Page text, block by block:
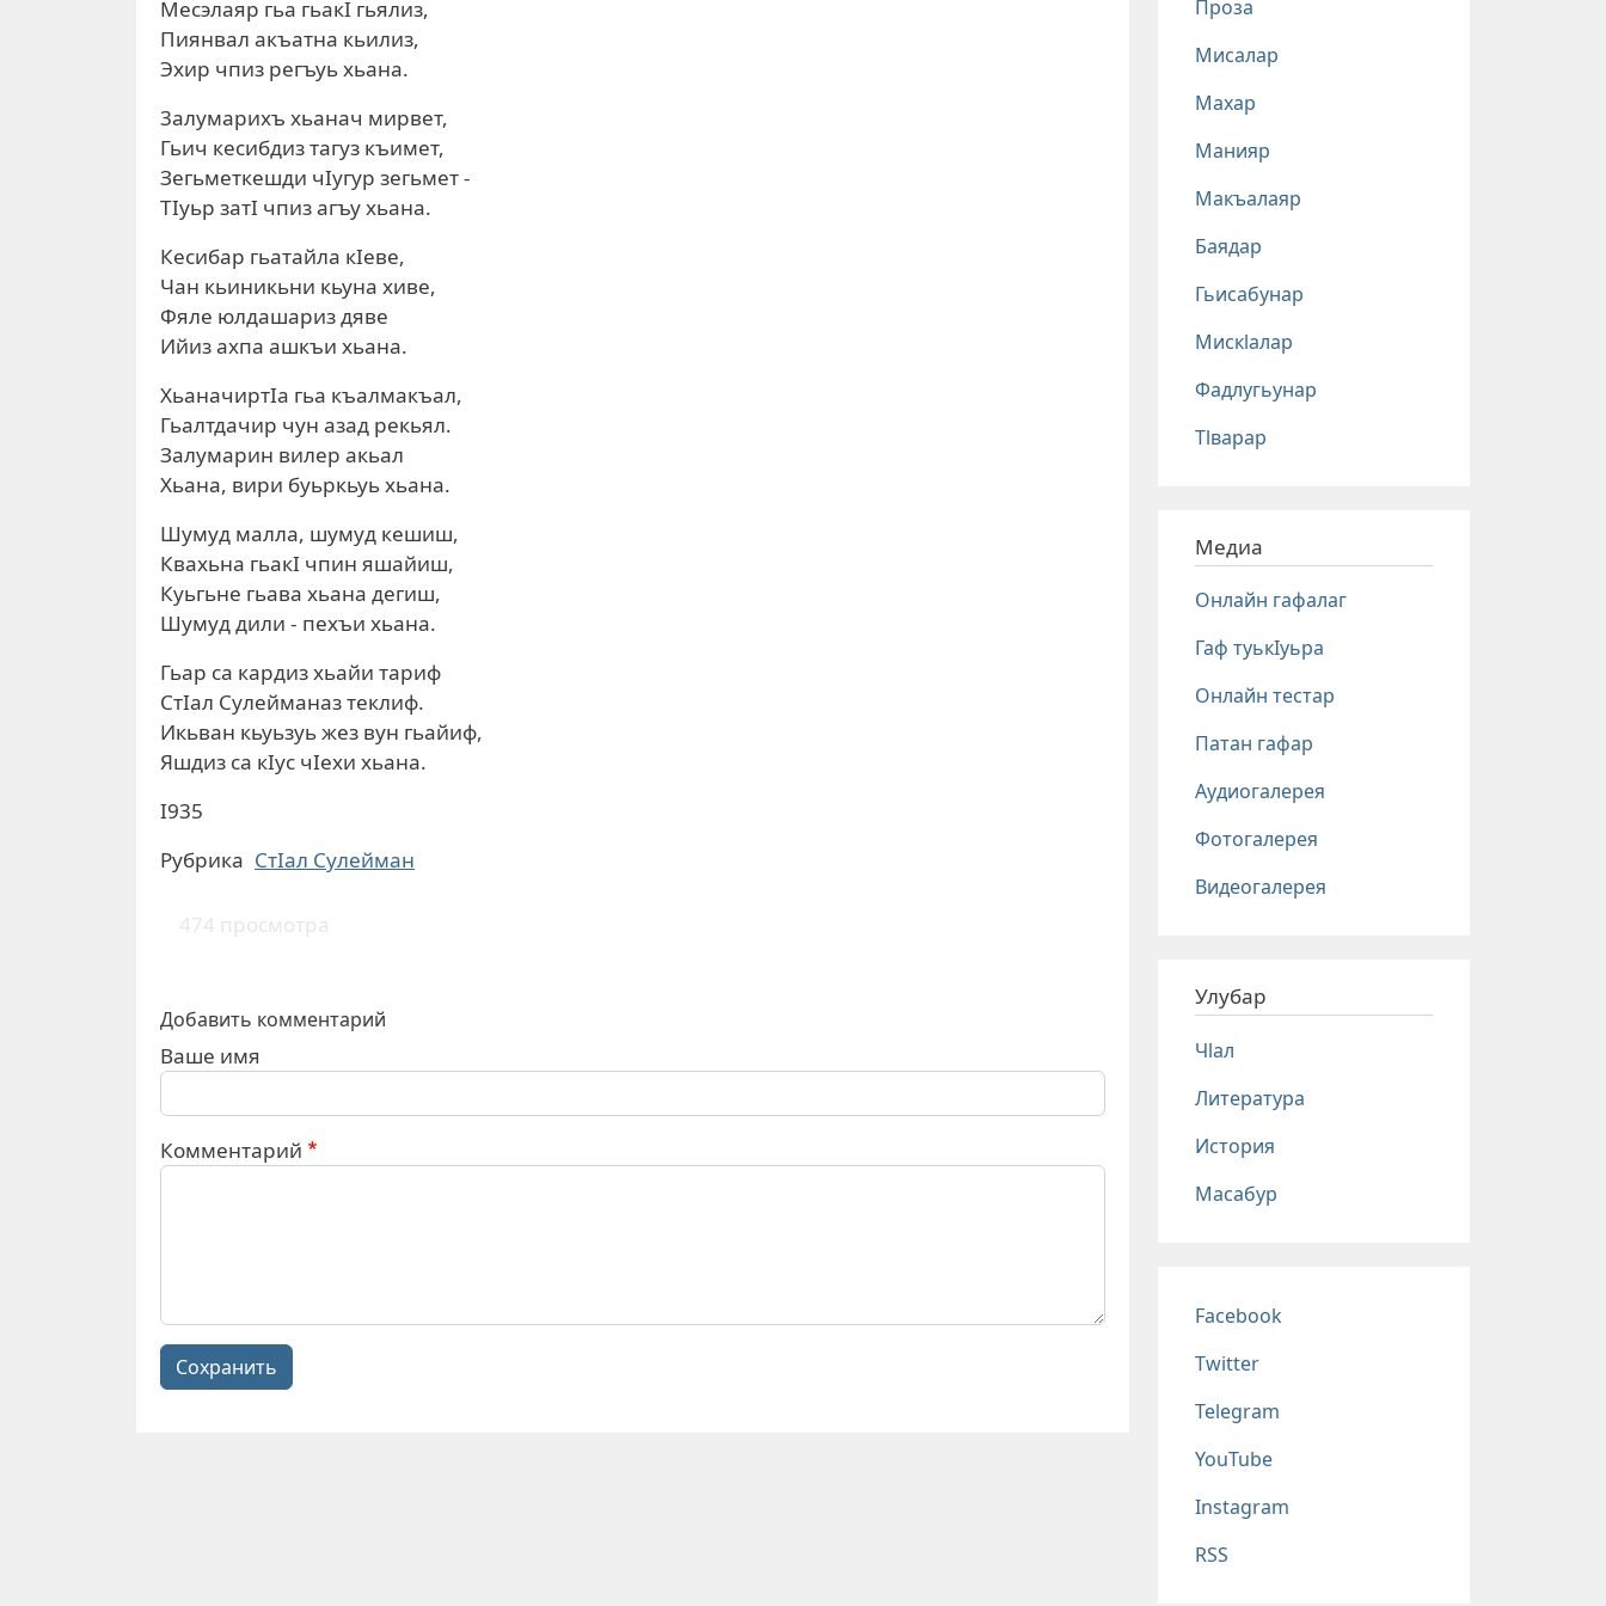
Месэлаяр гьа гьакI гьялиз,
Пиянвал акъатна кьилиз,
Эхир чпиз регъуь хьана.
3алумарихъ хьанач мирвет,
Гьич кесибдиз тагуз къимет,
Зегьметкешди чIугур зегьмет -
ТIуьр затI чпиз агъу хьана.
Кесибар гьатайла кIеве,
Чан кьиникьни кьуна хиве,
Фяле юлдашариз дяве
Ийиз ахпа ашкъи хьана.
ХьаначиртIа гьа къалмакъал,
Гьалтдачир чун азад рекьял.
Залумарин вилер акьал
Хьана, вири буьркьуь хьана.
Шумуд малла, шумуд кешиш,
Квахьна гьакI чпин яшайиш,
Куьгьне гьава хьана дегиш,
Шумуд дили - пехъи хьана.
Гьар са кардиз хьайи тариф
СтIал Сулейманаз теклиф.
Икьван кьуьзуь жез вун гьайиф,
Яшдиз са кIус чIехи хьана.
I935
Рубрика СтIал Сулейман
474 просмотра
Добавить комментарий
Ваше имя
Комментарий
Сохранить
Проза
Мисалар
Махар
Манияр
Макъалаяр
Баядар
Гьисабунар
Мискlалар
Фадлугьунар
Тlварар
Медиа
Онлайн гафалаг
Гаф туькIуьра
Онлайн тестар
Патан гафар
Аудиогалерея
Фотогалерея
Видеогалерея
Улубар
Чlал
Литература
История
Масабур
Соц сети
Facebook
Twitter
Telegram
YouTube
Instagram
RSS